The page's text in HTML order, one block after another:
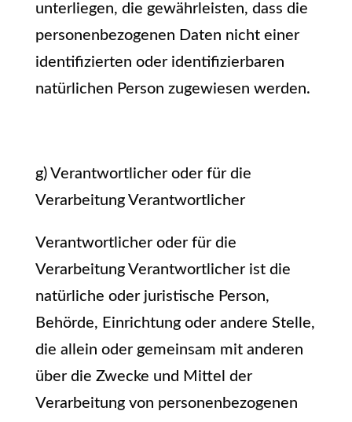
unterliegen, die gewährleisten, dass die
personenbezogenen Daten nicht einer
identifizierten oder identifizierbaren
natürlichen Person zugewiesen werden.
g) Verantwortlicher oder für die
Verarbeitung Verantwortlicher
Verantwortlicher oder für die
Verarbeitung Verantwortlicher ist die
natürliche oder juristische Person,
Behörde, Einrichtung oder andere Stelle,
die allein oder gemeinsam mit anderen
über die Zwecke und Mittel der
Verarbeitung von personenbezogenen